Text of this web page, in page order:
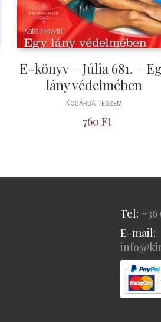
E-könyv – Júlia 681. –
lány védelmében
Kosárba teszem
760Ft
Tel: +36
E-mail: